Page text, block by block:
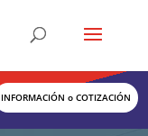
INFORMACIÓN o COTIZACIÓN